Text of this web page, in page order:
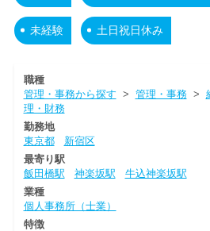
未経験 土日祝日休み
職種
管理・事務から探す > 管理・事務>
理・財務
勤務地
東京都
新宿区
最寄り駅
飯田橋駅
神楽坂駅
牛込神楽坂駅
業種
個人事務所（士業）
特徴